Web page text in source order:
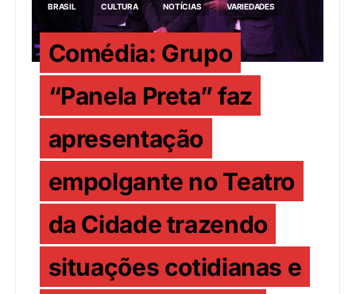
BRASIL CULTURA NOTÍCIAS VARIEDADES
Comédia: Grupo
“Panela Preta” faz
apresentação
empolgante no Teatro
da Cidade trazendo
situações cotidianas e